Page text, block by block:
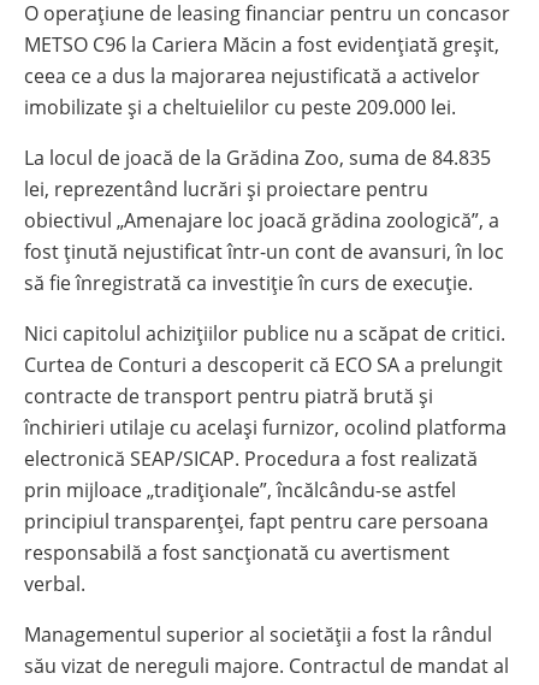
O operațiune de leasing financiar pentru un concasor
METSO C96 la Cariera Măcin a fost evidențiată greșit,
ceea ce a dus la majorarea nejustificată a activelor
imobilizate și a cheltuielilor cu peste 209.000 lei.
La locul de joacă de la Grădina Zoo, suma de 84.835
lei, reprezentând lucrări și proiectare pentru
obiectivul „Amenajare loc joacă grădina zoologică”, a
fost ținută nejustificat într-un cont de avansuri, în loc
să fie înregistrată ca investiție în curs de execuție.
Nici capitolul achizițiilor publice nu a scăpat de critici.
Curtea de Conturi a descoperit că ECO SA a prelungit
contracte de transport pentru piatră brută și
închirieri utilaje cu același furnizor, ocolind platforma
electronică SEAP/SICAP. Procedura a fost realizată
prin mijloace „tradiționale”, încălcându-se astfel
principiul transparenței, fapt pentru care persoana
responsabilă a fost sancționată cu avertisment
verbal.
Managementul superior al societății a fost la rândul
său vizat de nereguli majore. Contractul de mandat al